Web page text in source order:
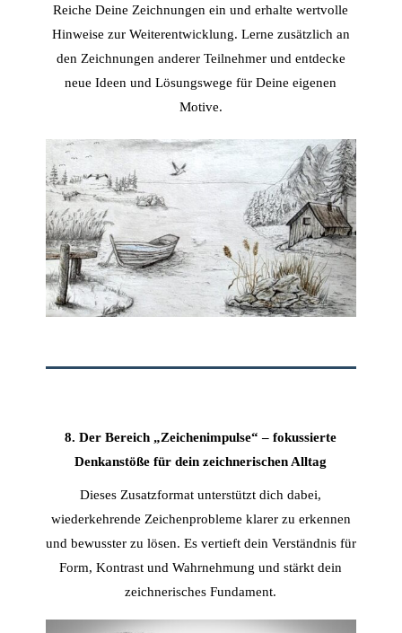
Reiche Deine Zeichnungen ein und erhalte wertvolle
Hinweise zur Weiterentwicklung. Lerne zusätzlich an
den Zeichnungen anderer Teilnehmer und entdecke
neue Ideen und Lösungswege für Deine eigenen
Motive.
8. Der Bereich „Zeichenimpulse“ – fokussierte
Denkanstöße für dein zeichnerischen Alltag
Dieses Zusatzformat unterstützt dich dabei,
wiederkehrende Zeichenprobleme klarer zu erkennen
und bewusster zu lösen. Es vertieft dein Verständnis für
Form, Kontrast und Wahrnehmung und stärkt dein
zeichnerisches Fundament.